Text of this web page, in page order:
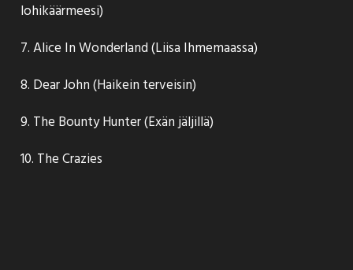
lohikäärmeesi)
7. Alice In Wonderland (Liisa Ihmemaassa)
8. Dear John (Haikein terveisin)
9. The Bounty Hunter (Exän jäljillä)
10. The Crazies